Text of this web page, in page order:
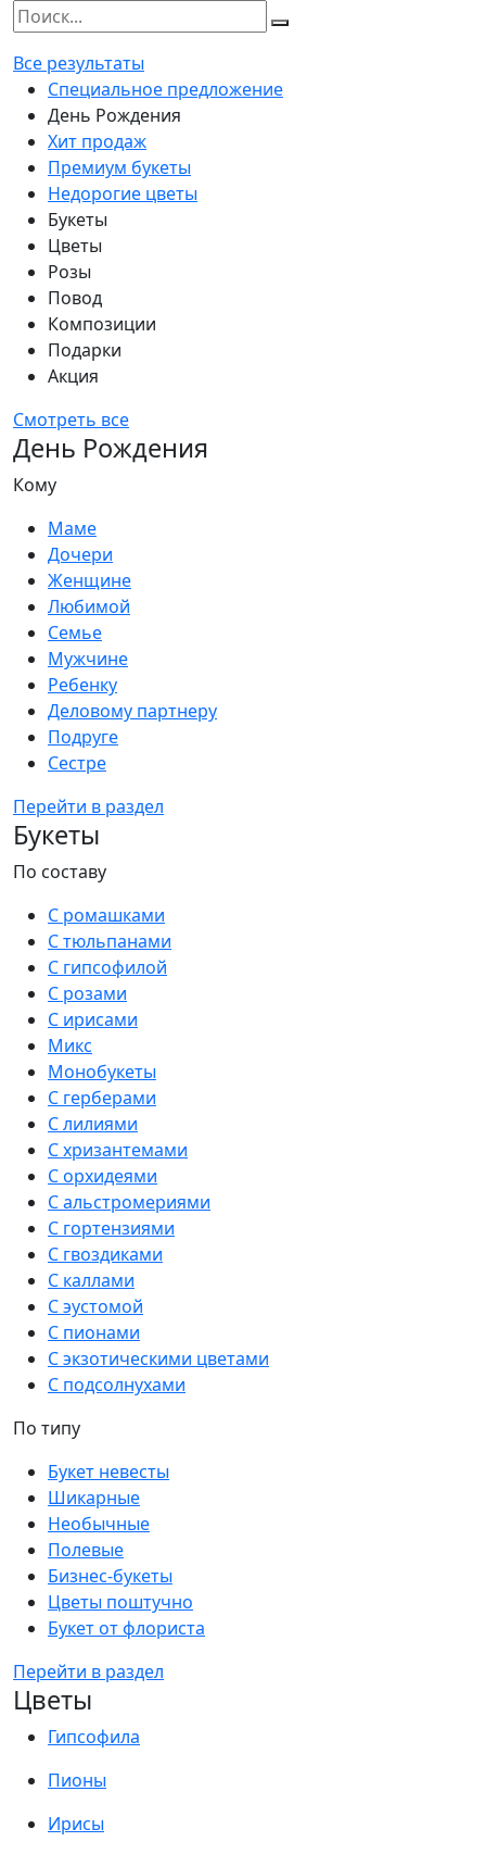
Все результаты
Специальное предложение
День Рождения
Хит продаж
Премиум букеты
Недорогие цветы
Букеты
Цветы
Розы
Повод
Композиции
Подарки
Акция
Смотреть все
День Рождения
Кому
Маме
Дочери
Женщине
Любимой
Семье
Мужчине
Ребенку
Деловому партнеру
Подруге
Сестре
Перейти в раздел
Букеты
По составу
С ромашками
С тюльпанами
С гипсофилой
С розами
С ирисами
Микс
Монобукеты
С герберами
С лилиями
С хризантемами
С орхидеями
С альстромериями
С гортензиями
С гвоздиками
С каллами
С эустомой
С пионами
С экзотическими цветами
С подсолнухами
По типу
Букет невесты
Шикарные
Необычные
Полевые
Бизнес-букеты
Цветы поштучно
Букет от флориста
Перейти в раздел
Цветы
Гипсофила
Пионы
Ирисы